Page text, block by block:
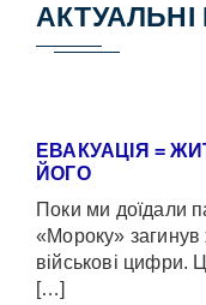
ЕВАКУАЦІЯ =
ЙОГО
Поки ми доїдали
«Мороку» загинув
військові цифри.
[…]